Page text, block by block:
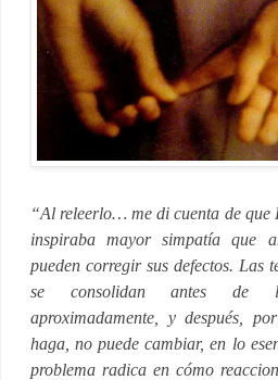
“Al releerlo… me di cuenta de que
inspiraba mayor simpatía que
pueden corregir sus defectos. Las
se consolidan antes de
aproximadamente, y después,
haga, no puede cambiar, en lo
problema radica en cómo